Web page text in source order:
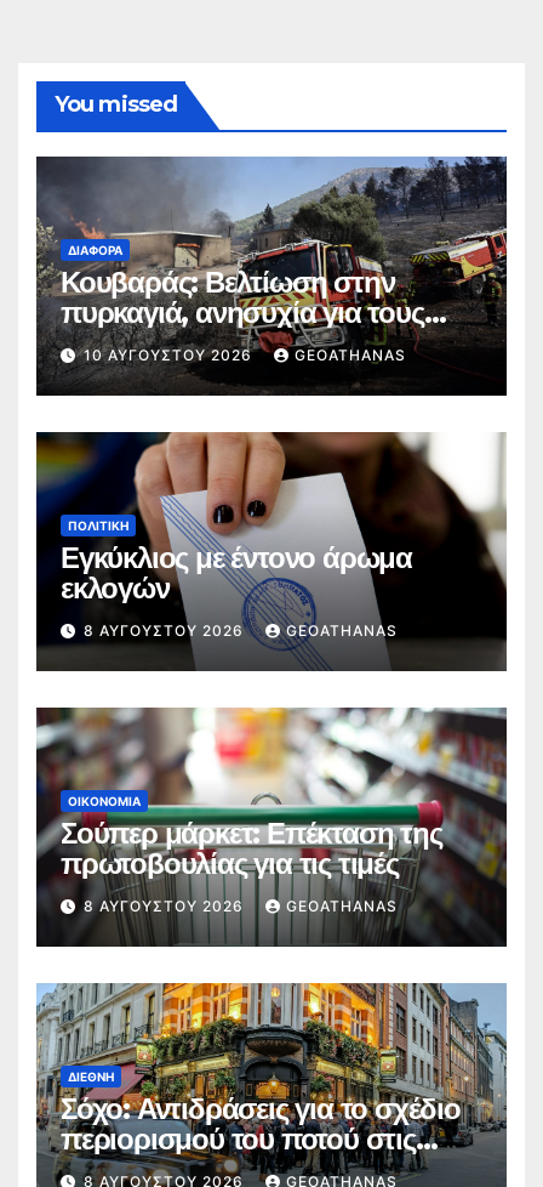
You missed
ΔΙΆΦΟΡΑ
Κουβαράς: Βελτίωση στην
πυρκαγιά, ανησυχία για τους
ανέμους
10 ΑΥΓΟΎΣΤΟΥ 2026 GEOATHANAS
ΠΟΛΙΤΙΚΉ
Εγκύκλιος με έντονο άρωμα
εκλογών
8 ΑΥΓΟΎΣΤΟΥ 2026 GEOATHANAS
ΟΙΚΟΝΟΜΊΑ
Σούπερ μάρκετ: Επέκταση της
πρωτοβουλίας για τις τιμές
8 ΑΥΓΟΎΣΤΟΥ 2026 GEOATHANAS
ΔΙΕΘΝΉ
Σόχο: Αντιδράσεις για το σχέδιο
περιορισμού του ποτού στις
παμπ
8 ΑΥΓΟΎΣΤΟΥ 2026 GEOATHANAS